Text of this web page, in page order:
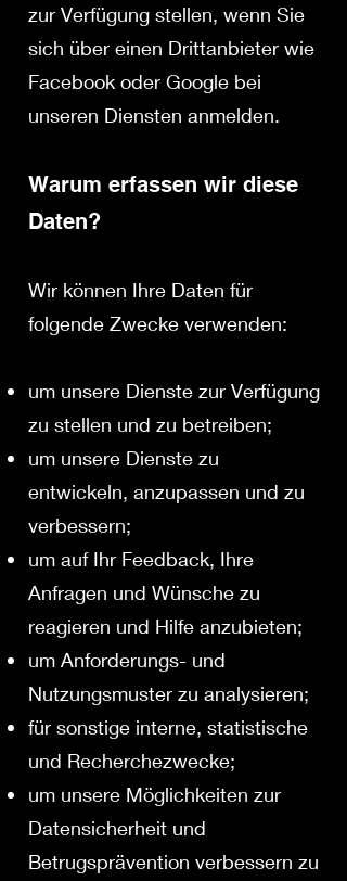
zur Verfügung stellen, wenn Sie
sich über einen Drittanbieter wie
Facebook oder Google bei
unseren Diensten anmelden.
Warum erfassen wir diese
Daten?
Wir können Ihre Daten für
folgende Zwecke verwenden:
um unsere Dienste zur Verfügung
zu stellen und zu betreiben;
um unsere Dienste zu
entwickeln, anzupassen und zu
verbessern;
um auf Ihr Feedback, Ihre
Anfragen und Wünsche zu
reagieren und Hilfe anzubieten;
um Anforderungs- und
Nutzungsmuster zu analysieren;
für sonstige interne, statistische
und Recherchezwecke;
um unsere Möglichkeiten zur
Datensicherheit und
Betrugsprävention verbessern zu